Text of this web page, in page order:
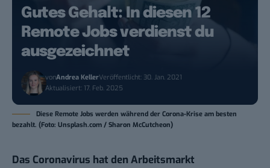
Gutes Gehalt: In diesen 12
Remote Jobs verdienst du
ausgezeichnet
vonAndrea KellerVeröffentlicht: 30. Jan. 2021
Aktualisiert: 17. Feb. 2025
Diese Remote Jobs werden während der Corona-Krise am besten
bezahlt. (Foto: Unsplash.com / Sharon McCutcheon)
Das Coronavirus hat den Arbeitsmarkt